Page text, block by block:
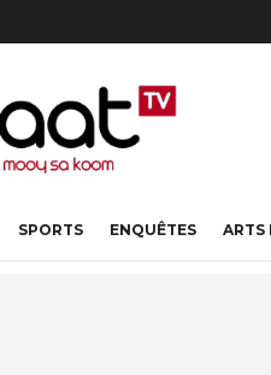
SPORTS ENQUÊTES ARTS